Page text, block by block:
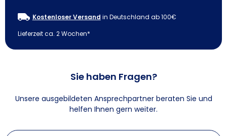
Kostenloser Versand in Deutschland ab 100€
Lieferzeit ca. 2 Wochen*
Sie haben Fragen?
Unsere ausgebildeten Ansprechpartner beraten Sie und
helfen Ihnen gern weiter.